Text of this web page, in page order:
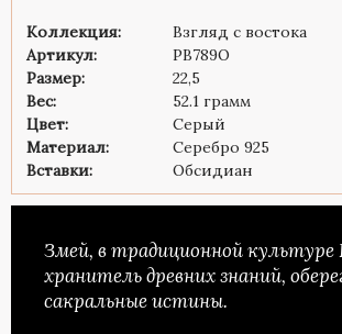
Коллекция:
Взгляд с востока
Артикул:
PB789O
Размер:
22,5
Вес:
52.1 грамм
Цвет:
Серый
Материал:
Серебро 925
Вставки:
Обсидиан
Змей, в традиционной
хранитель древних знаний,
сакральные истины.